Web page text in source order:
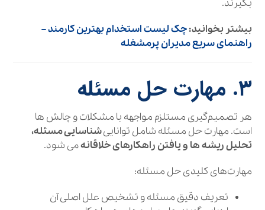
بگیرند.
بیشتر بخوانید:چک لیست استخدام بهترین کارمند –
راهنمای سریع مدیران پرمشغله
۳. مهارت حل مسئله
هر تصمیم‌گیری مستلزم مواجهه با مشکلات و چالش‌ ها
است. مهارت حل مسئله شامل تواناییشناسایی مسئله،
تحلیل ریشه‌ ها و یافتن راهکارهای خلاقانهمی‌ شود.
مهارت‌های کلیدی حل مسئله:
تعریف دقیق مسئله و تشخیص علل اصلی آن